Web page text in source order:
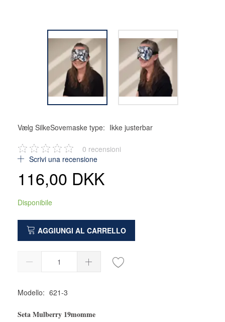
Vælg SilkeSovemaske type: Ikke justerbar
0 recensioni
Scrivi una recensione
116,00 DKK
Disponibile
AGGIUNGI AL CARRELLO
Modello: 621-3
Seta Mulberry 19momme